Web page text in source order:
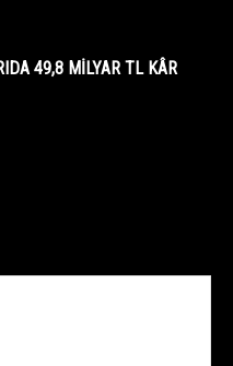
49,8 MİLYAR TL KÂR